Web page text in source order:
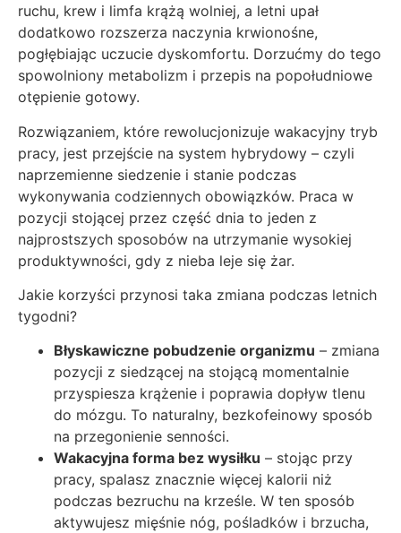
ruchu, krew i limfa krążą wolniej, a letni upał
dodatkowo rozszerza naczynia krwionośne,
pogłębiając uczucie dyskomfortu. Dorzućmy do tego
spowolniony metabolizm i przepis na popołudniowe
otępienie gotowy.
Rozwiązaniem, które rewolucjonizuje wakacyjny tryb
pracy, jest przejście na system hybrydowy – czyli
naprzemienne siedzenie i stanie podczas
wykonywania codziennych obowiązków. Praca w
pozycji stojącej przez część dnia to jeden z
najprostszych sposobów na utrzymanie wysokiej
produktywności, gdy z nieba leje się żar.
Jakie korzyści przynosi taka zmiana podczas letnich
tygodni?
Błyskawiczne pobudzenie organizmu – zmiana
pozycji z siedzącej na stojącą momentalnie
przyspiesza krążenie i poprawia dopływ tlenu
do mózgu. To naturalny, bezkofeinowy sposób
na przegonienie senności.
Wakacyjna forma bez wysiłku – stojąc przy
pracy, spalasz znacznie więcej kalorii niż
podczas bezruchu na krześle. W ten sposób
aktywujesz mięśnie nóg, pośladków i brzucha,